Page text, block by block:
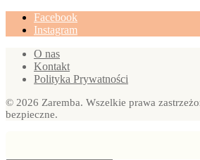
Facebook
Instagram
O nas
Kontakt
Polityka Prywatności
© 2026 Zaremba. Wszelkie prawa
bezpieczne.